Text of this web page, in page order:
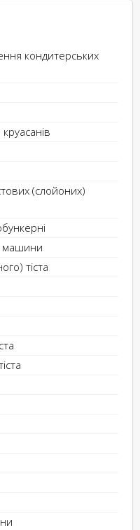
кондитерських
(слойоних)
машини
тіста